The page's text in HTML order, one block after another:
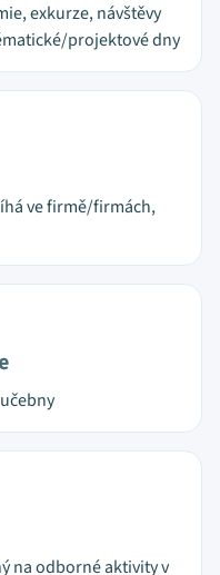
exkurze, návštěvy
projektové dny
ve firmě/firmách,
na odborné aktivity v